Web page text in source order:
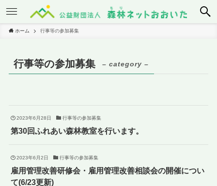
ホーム 行事等の参加募集
行事等の参加募集 – category –
2023年6月28日 行事等の参加募集
第30回ふれあい森林教室を行います。
2023年6月2日 行事等の参加募集
雇用管理改善研修会・雇用管理改善相談会の開催につい
て(6/23更新)